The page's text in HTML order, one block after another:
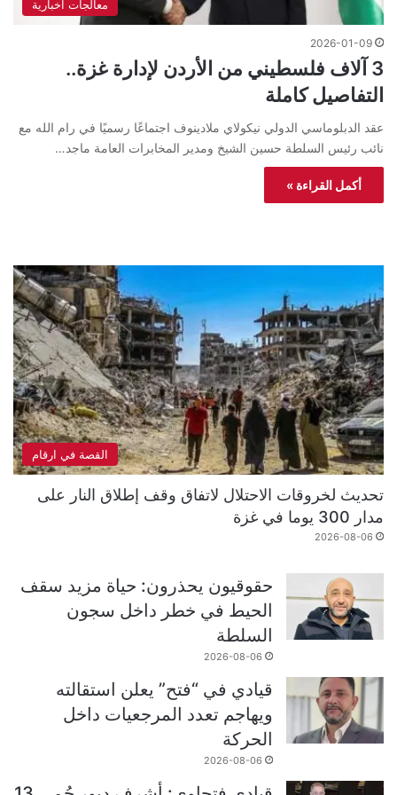
معالجات اخبارية
2026-01-09
3 آلاف فلسطيني من الأردن لإدارة غزة..
التفاصيل كاملة
عقد الدبلوماسي الدولي نيكولاي ملادينوف اجتماعًا رسميًا في رام الله مع
نائب رئيس السلطة حسين الشيخ ومدير المخابرات العامة ماجد…
أكمل القراءة »
القصة في ارقام
تحديث لخروقات الاحتلال لاتفاق وقف إطلاق النار على
مدار 300 يوما في غزة
2026-08-06
حقوقيون يحذرون: حياة مزيد سقف
الحيط في خطر داخل سجون
السلطة
2026-08-06
قيادي في “فتح” يعلن استقالته
ويهاجم تعدد المرجعيات داخل
الحركة
2026-08-06